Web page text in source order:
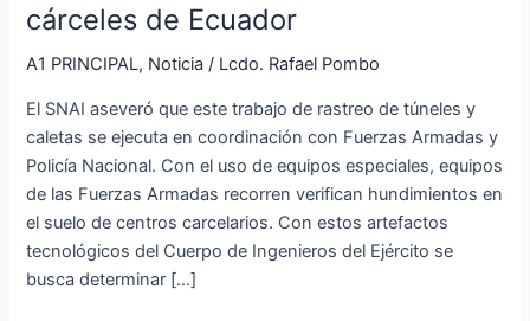
cárceles de Ecuador
A1 PRINCIPAL, Noticia / Lcdo. Rafael Pombo
El SNAI aseveró que este trabajo de rastreo de túneles y
caletas se ejecuta en coordinación con Fuerzas Armadas y
Policía Nacional. Con el uso de equipos especiales, equipos
de las Fuerzas Armadas recorren verifican hundimientos en
el suelo de centros carcelarios. Con estos artefactos
tecnológicos del Cuerpo de Ingenieros del Ejército se
busca determinar […]
detectar
túneles
caletas
en
cárceles
de
Ecuador